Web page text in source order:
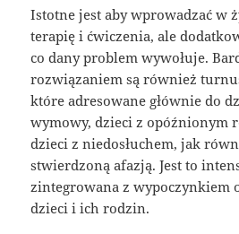
Istotne jest aby wprowadzać w
terapię i ćwiczenia, ale
co dany problem wywołuje.
rozwiązaniem są również
które adresowane głównie do
wymowy, dzieci z opóźnionym
dzieci z niedosłuchem, jak
stwierdzoną afazją. Jest to
zintegrowana z wypoczynkiem
dzieci i ich rodzin.